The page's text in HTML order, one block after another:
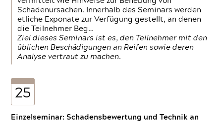
Schadenursachen. Innerhalb des Seminars werden
etliche Exponate zur Verfügung gestellt, an denen
die Teilnehmer Beg…
Ziel dieses Seminars ist es, den Teilnehmer mit den
üblichen Beschädigungen an Reifen sowie deren
Analyse vertraut zu machen.
25
Einzelseminar: Schadensbewertung und Technik an